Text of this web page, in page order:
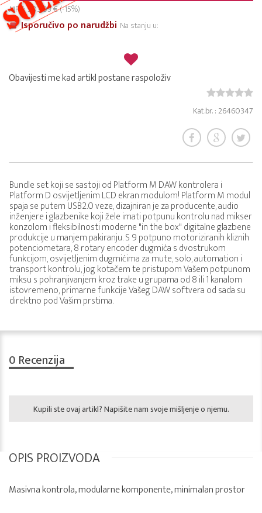
MPC: 503,03 € (-15%)
Isporučivo po narudžbi Na stanju u:
Obavijesti me kad artikl postane raspoloživ
Kat.br. : 26460347
Bundle set koji se sastoji od Platform M DAW kontrolera i
Platform D osvijetljenim LCD ekran modulom! Platform M modul
spaja se putem USB2.0 veze, dizajniran je za producente, audio
inženjere i glazbenike koji žele imati potpunu kontrolu nad mikser
konzolom i fleksibilnosti moderne "in the box" digitalne glazbene
produkcije u manjem pakiranju. S 9 potpuno motoriziranih kliznih
potenciometara, 8 rotary encoder dugmića s dvostrukom
funkcijom, osvijetljenim dugmićima za mute, solo, automation i
transport kontrolu, jog kotačem te pristupom Vašem potpunom
miksu s pohranjivanjem kroz trake u grupama od 8 ili 1 kanalom
istovremeno, primarne funkcije Vašeg DAW softvera od sada su
direktno pod Vašim prstima.
0 Recenzija
Kupili ste ovaj artikl? Napišite nam svoje mišljenje o njemu.
OPIS PROIZVODA
Masivna kontrola, modularne komponente, minimalan prostor